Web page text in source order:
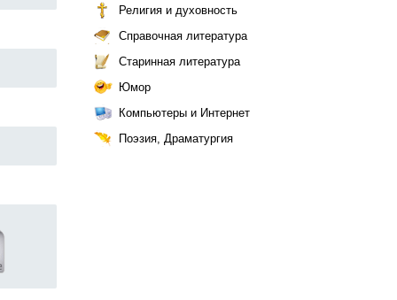
Религия и духовность
Справочная литература
Старинная литература
Юмор
Компьютеры и Интернет
Поэзия, Драматургия